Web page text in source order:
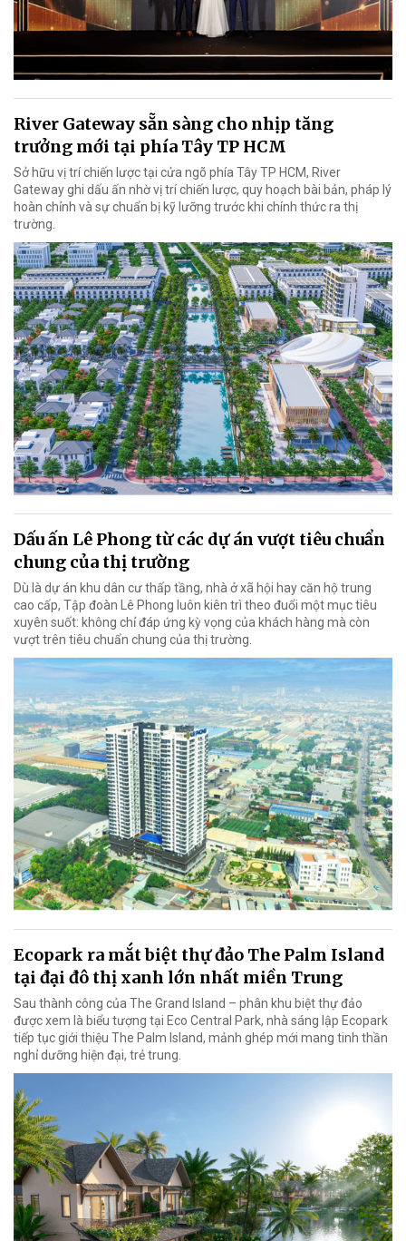
River Gateway sẵn sàng cho nhịp tăng
trưởng mới tại phía Tây TP HCM
Sở hữu vị trí chiến lược tại cửa ngõ phía Tây TP HCM, River
Gateway ghi dấu ấn nhờ vị trí chiến lược, quy hoạch bài bản, pháp lý
hoàn chỉnh và sự chuẩn bị kỹ lưỡng trước khi chính thức ra thị
trường.
Dấu ấn Lê Phong từ các dự án vượt tiêu chuẩn
chung của thị trường
Dù là dự án khu dân cư thấp tầng, nhà ở xã hội hay căn hộ trung
cao cấp, Tập đoàn Lê Phong luôn kiên trì theo đuổi một mục tiêu
xuyên suốt: không chỉ đáp ứng kỳ vọng của khách hàng mà còn
vượt trên tiêu chuẩn chung của thị trường.
Ecopark ra mắt biệt thự đảo The Palm Island
tại đại đô thị xanh lớn nhất miền Trung
Sau thành công của The Grand Island – phân khu biệt thự đảo
được xem là biểu tượng tại Eco Central Park, nhà sáng lập Ecopark
tiếp tục giới thiệu The Palm Island, mảnh ghép mới mang tinh thần
nghỉ dưỡng hiện đại, trẻ trung.